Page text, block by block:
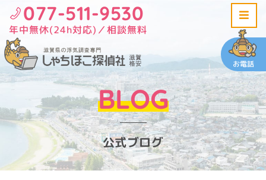
お電話
077-511-9530
年中無休(24h対応)／相談無料
BLOG
公式ブログ